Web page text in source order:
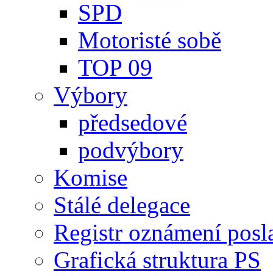
SPD
Motoristé sobě
TOP 09
Výbory
předsedové
podvýbory
Komise
Stálé delegace
Registr oznámení
Grafická struktura PS